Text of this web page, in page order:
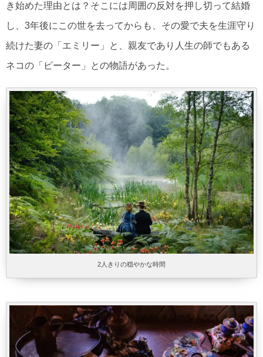
き始めた理由とは？そこには周囲の反対を押し切って結婚
し、3年後にこの世を去ってからも、その愛で夫を生涯守り
続けた妻の「エミリー」と、親友であり人生の師でもある
ネコの「ピーター」との物語があった。
2人きりの穏やかな時間